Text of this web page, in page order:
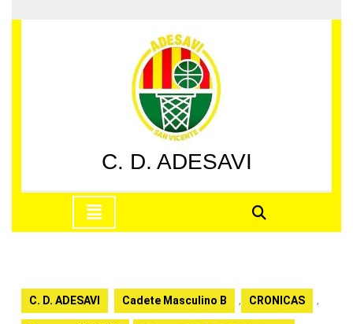
al
C. D. ADESAVI
apertura
C. D. ADESAVI Cadete Masculino B , CRONICAS ,